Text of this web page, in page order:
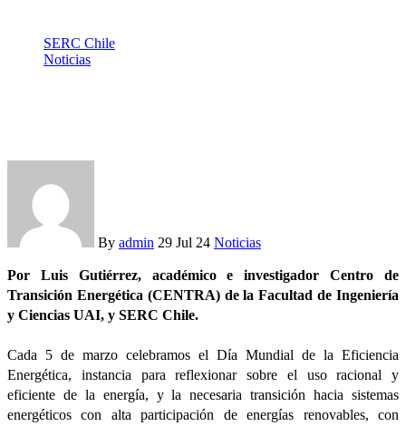
SERC Chile
Noticias
By admin 29 Jul 24 Noticias
Por Luis Gutiérrez, académico e investigador Centro de
Transición Energética (CENTRA) de la Facultad de Ingeniería
y Ciencias UAI, y SERC Chile.
Cada 5 de marzo celebramos el Día Mundial de la Eficiencia
Energética, instancia para reflexionar sobre el uso racional y
eficiente de la energía, y la necesaria transición hacia sistemas
energéticos con alta participación de energías renovables, con